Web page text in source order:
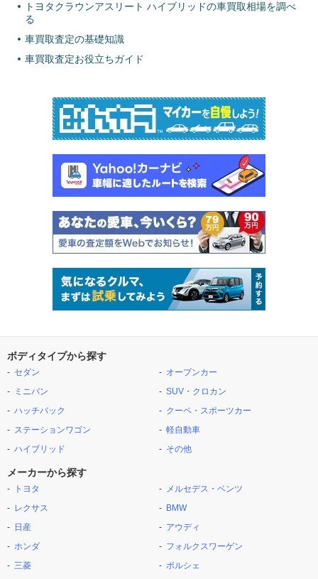
トヨタクラウンアスリート ハイブリッドの車買取相場を調べ
る
車買取査定の基礎知識
車買取査定お役立ちガイド
ボディタイプから探す
セダン
ミニバン
ハッチバック
ステーションワゴン
ハイブリッド
オープンカー
SUV・クロカン
クーペ・スポーツカー
軽自動車
その他
メーカーから探す
トヨタ
レクサス
日産
ホンダ
三菱
メルセデス・ベンツ
BMW
アウディ
フォルクスワーゲン
ポルシェ